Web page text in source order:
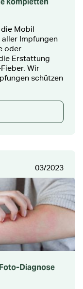
Mobil
aller Impfungen
oder
Erstattung
Wir
schützen
03/2023
Diagnose